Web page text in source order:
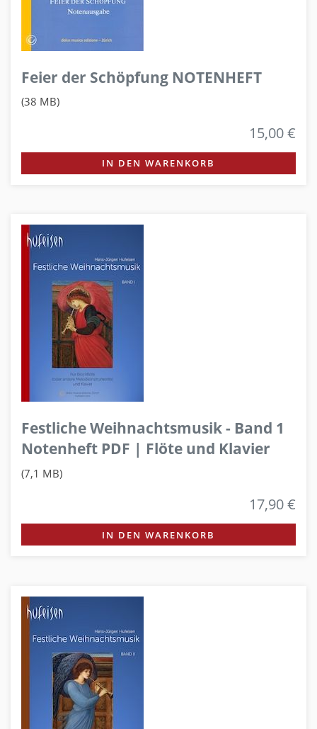
Feier der Schöpfung NOTENHEFT
(38 MB)
15,00 €
IN DEN WARENKORB
Festliche Weihnachtsmusik - Band 1
Notenheft PDF | Flöte und Klavier
(7,1 MB)
17,90 €
IN DEN WARENKORB